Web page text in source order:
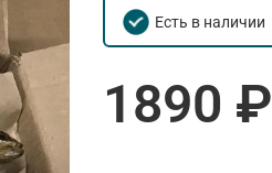
Есть в наличии
1890 ₽